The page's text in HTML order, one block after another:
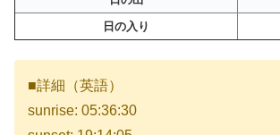
日の入り
■詳細（英語）
sunrise: 05:36:30